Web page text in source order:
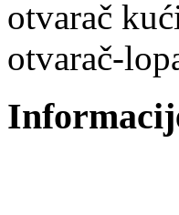
otvarač
otvarač-